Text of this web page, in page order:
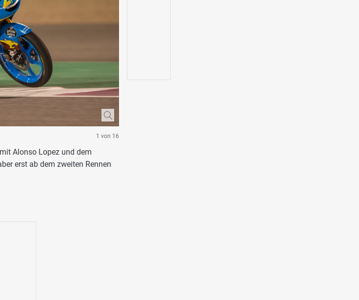
1 von 16
Alonso Lopez und dem
erst ab dem zweiten Rennen